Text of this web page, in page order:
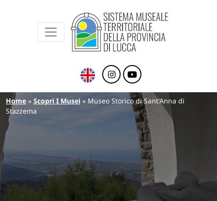
Sistema Museale Territoriale della
Briciole di pane
Home Scopri I Musei
Museo Storico di Sant'Anna di
Stazzema